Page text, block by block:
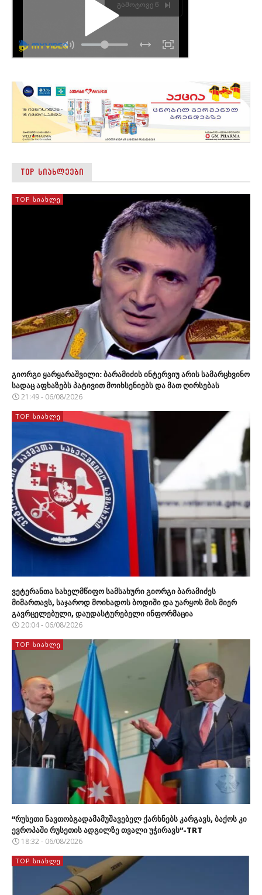
TOP ᲡᲘᲐᲮᲚᲔᲔᲑᲘ
TOP ᲡᲘᲐᲮᲚᲔ
გიორგი ყარყარაშვილი: ბარამიძის ინტერვიუ არის სამარცხვინო
სადაც აფხაზებს პატივით მოიხსენიებს და მათ ღირსებას
21:49 - 06/08/2026
TOP ᲡᲘᲐᲮᲚᲔ
ვეტერანთა სახელმწიფო სამსახური გიორგი ბარამიძეს
მიმართავს, საჯაროდ მოიხადოს ბოდიში და უარყოს მის მიერ
გავრცელებული, დაუდასტურებელი ინფორმაცია
20:04 - 06/08/2026
TOP ᲡᲘᲐᲮᲚᲔ
“რუსეთი ნავთობგადამამუშავებელ ქარხნებს კარგავს, ბაქოს კი
ევროპაში რუსეთის ადგილზე თვალი უჭირავს”-TRT
18:32 - 06/08/2026
TOP ᲡᲘᲐᲮᲚᲔ